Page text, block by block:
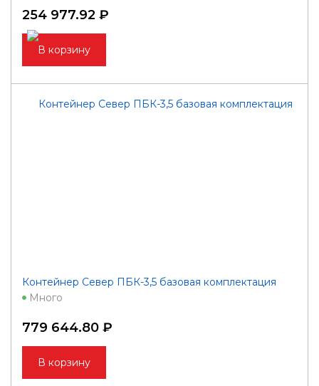
254 977.92 ₽
В корзину
Контейнер Север ПБК-3,5 базовая комплектация
Много
779 644.80 ₽
В корзину